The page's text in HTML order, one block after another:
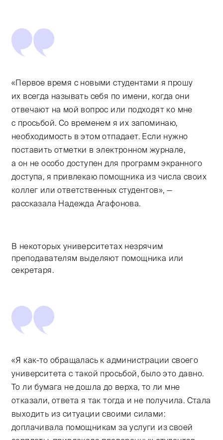
«Первое время с новыми студентами я прошу
их всегда называть себя по имени, когда они
отвечают на мой вопрос или подходят ко мне
с просьбой. Со временем я их запоминаю,
необходимость в этом отпадает. Если нужно
поставить отметки в электронном журнале,
а он не особо доступен для программ экранного
доступа, я привлекаю помощника из числа своих
коллег или ответственных студентов», —
рассказала Надежда Агафонова.
В некоторых университетах незрячим
преподавателям выделяют помощника или
секретаря.
«Я как-то обращалась к администрации своего
университета с такой просьбой, было это давно.
То ли бумага не дошла до верха, то ли мне
отказали, ответа я так тогда и не получила. Стала
выходить из ситуации своими силами:
доплачивала помощникам за услуги из своей